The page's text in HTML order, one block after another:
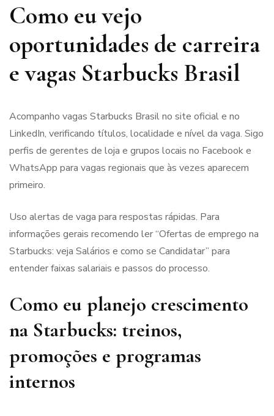
Como eu vejo
oportunidades de carreira
e vagas Starbucks Brasil
Acompanho vagas Starbucks Brasil no site oficial e no
LinkedIn, verificando títulos, localidade e nível da vaga. Sigo
perfis de gerentes de loja e grupos locais no Facebook e
WhatsApp para vagas regionais que às vezes aparecem
primeiro.
Uso alertas de vaga para respostas rápidas. Para
informações gerais recomendo ler “Ofertas de emprego na
Starbucks: veja Salários e como se Candidatar” para
entender faixas salariais e passos do processo.
Como eu planejo crescimento
na Starbucks: treinos,
promoções e programas
internos